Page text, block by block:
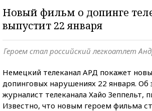
Новый фильм о допинге
выпустит 22 января
Героем стал российский легкоатлет
Немецкий телеканал АРД покажет
допинговых нарушениях 22 января.
журналист телеканала Хайо Зеппельт,
Известно, что новым героем фильма